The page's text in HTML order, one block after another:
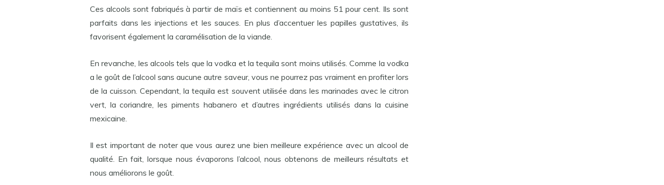
Ces alcools sont fabriqués à partir de maïs et contiennent au moins 51 pour cent. Ils sont
parfaits dans les injections et les sauces. En plus d’accentuer les papilles gustatives, ils
favorisent également la caramélisation de la viande.
En revanche, les alcools tels que la vodka et la tequila sont moins utilisés. Comme la vodka
a le goût de l’alcool sans aucune autre saveur, vous ne pourrez pas vraiment en profiter lors
de la cuisson. Cependant, la tequila est souvent utilisée dans les marinades avec le citron
vert, la coriandre, les piments habanero et d’autres ingrédients utilisés dans la cuisine
mexicaine.
Il est important de noter que vous aurez une bien meilleure expérience avec un alcool de
qualité. En fait, lorsque nous évaporons l’alcool, nous obtenons de meilleurs résultats et
nous améliorons le goût.